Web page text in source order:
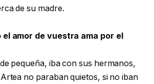
de su madre.
el amor de vuestra ama por el
pequeña, iba con sus hermanos,
no paraban quietos, si no iban